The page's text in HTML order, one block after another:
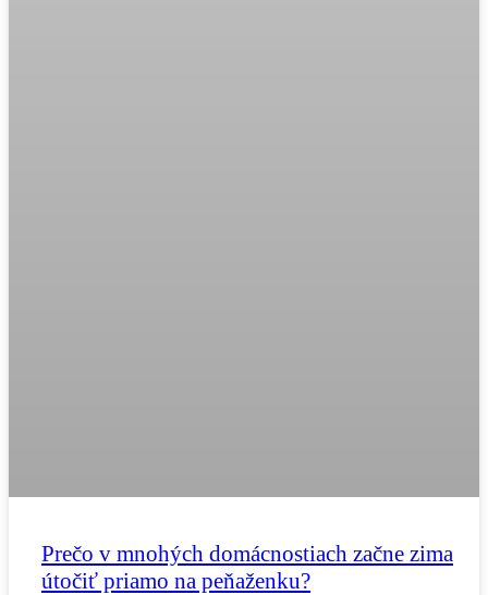
Prečo v mnohých domácnostiach začne zima
útočiť priamo na peňaženku?